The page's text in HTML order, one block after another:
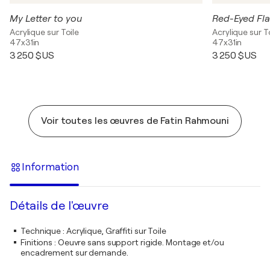
My Letter to you
Acrylique sur Toile
47x31in
3 250 $US
Red-Eyed
Acrylique sur
47x31in
3 250 $US
Voir toutes les œuvres de Fatin Rahmouni
Information
Détails de l'œuvre
Technique: Acrylique, Graffiti sur Toile
Finitions : Oeuvre sans support rigide. Montage et/ou
encadrement sur demande.